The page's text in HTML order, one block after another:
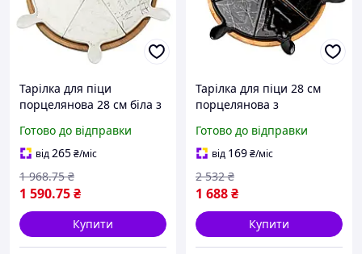
Тарілка для піци
порцелянова 28 см біла з
обертаючася
Готово до відправки
від265₴/міс
1 590.75₴
1 968.75 ₴
Купити
Тарілка для піци 28 см
порцелянова з
секційна для кухні чорна
LS-3617
Готово до відправки
від 169₴/міс
1 688₴
2 532 ₴
Купити